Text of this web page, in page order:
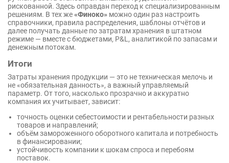
рискованной. Здесь оправдан переход к специализированным
решениям. В тех же«Финоко» можно один раз настроить
справочники, правила распределения, шаблоны отчётов и
далее получать данные по затратам хранения в штатном
режиме — вместе с бюджетами, P&L, аналитикой по запасам и
денежным потокам.
Итоги
Затраты хранения продукции — это не техническая мелочь и
не «обязательная данность», а важный управляемый
параметр. От того, насколько прозрачно и аккуратно
компания их учитывает, зависит:
точность оценки себестоимости и рентабельности разных
товаров и направлений;
объём замороженного оборотного капитала и потребность
в финансировании;
устойчивость компании к шокам спроса и перебоям
поставок.